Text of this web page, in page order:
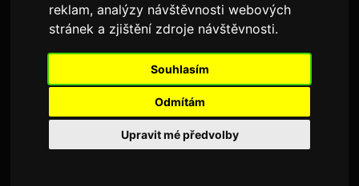
reklam, analýzy návštěvnosti webových
stránek a zjištění zdroje návštěvnosti.
Souhlasím
Odmítám
Upravit mé předvolby
adamovskamuzikgmailci
Adam